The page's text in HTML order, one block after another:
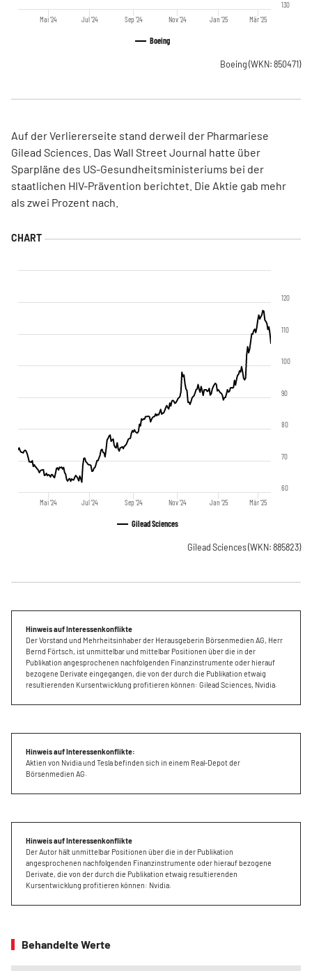
Boeing
Mai '24 Jul '24 Sep '24 Nov '24 Jan '25 Mär '25
130
Boeing (WKN: 850471)
Auf der Verliererseite stand derweil der Pharmariese
Gilead Sciences. Das Wall Street Journal hatte über
Sparpläne des US-Gesundheitsministeriums bei der
staatlichen HIV-Prävention berichtet. Die Aktie gab mehr
als zwei Prozent nach.
Gilead Sciences
Mai '24 Jul '24 Sep '24 Nov '24 Jan '25 Mär '25
60
70
80
90
100
110
120
Gilead Sciences(WKN: 885823)
Hinweis auf Interessenkonflikte
Der Vorstand und Mehrheitsinhaber der Herausgeberin Börsenmedien AG, Herr
Bernd Förtsch, ist unmittelbar und mittelbar Positionen über die in der
Publikation angesprochenen nachfolgenden Finanzinstrumente oder hierauf
bezogene Derivate eingegangen, die von der durch die Publikation etwaig
resultierenden Kursentwicklung profitieren können: Gilead Sciences, Nvidia.
Hinweis auf Interessenkonflikte:
Aktien von Nvidia und Tesla befinden sich in einem Real-Depot der
Börsenmedien AG.
Hinweis auf Interessenkonflikte
Der Autor hält unmittelbar Positionen über die in der Publikation
angesprochenen nachfolgenden Finanzinstrumente oder hierauf bezogene
Derivate, die von der durch die Publikation etwaig resultierenden
Kursentwicklung profitieren können: Nvidia.
Behandelte Werte